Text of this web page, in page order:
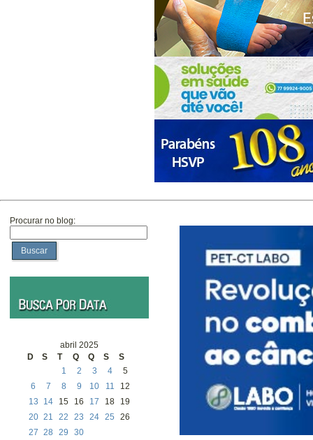
Procurar no blog:
Buscar
abril 2025
D
S T Q Q S
S
1
2 3 4
5
6
7 8 9 10 11
12
13
14 15 16 17 18
19
20 21 22 23 24 25
26
27 28 29
30